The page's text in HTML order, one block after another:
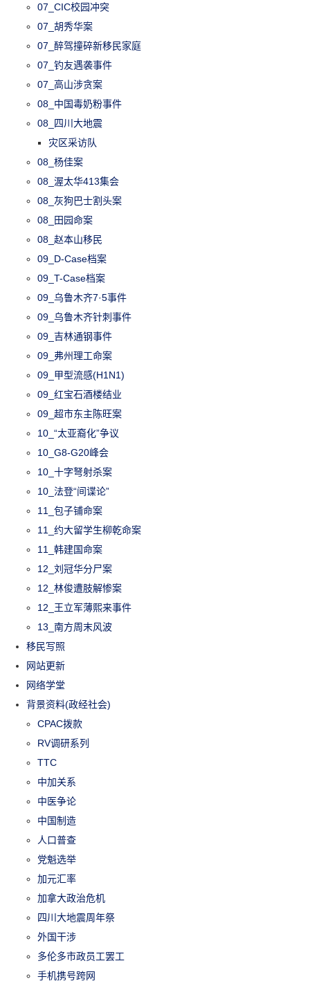
07_CIC校园冲突
07_胡秀华案
07_醉驾撞碎新移民家庭
07_钓友遇袭事件
07_高山涉贪案
08_中国毒奶粉事件
08_四川大地震
灾区采访队
08_杨佳案
08_渥太华413集会
08_灰狗巴士割头案
08_田园命案
08_赵本山移民
09_D-Case档案
09_T-Case档案
09_乌鲁木齐7·5事件
09_乌鲁木齐针刺事件
09_吉林通钢事件
09_弗州理工命案
09_甲型流感(H1N1)
09_红宝石酒楼结业
09_超市东主陈旺案
10_“太亚裔化”争议
10_G8-G20峰会
10_十字弩射杀案
10_法登“间谍论”
11_包子铺命案
11_约大留学生柳乾命案
11_韩建国命案
12_刘冠华分尸案
12_林俊遭肢解惨案
12_王立军薄熙来事件
13_南方周末风波
移民写照
网站更新
网络学堂
背景资料(政经社会)
CPAC拨款
RV调研系列
TTC
中加关系
中医争论
中国制造
人口普查
党魁选举
加元汇率
加拿大政治危机
四川大地震周年祭
外国干涉
多伦多市政员工罢工
手机携号跨网